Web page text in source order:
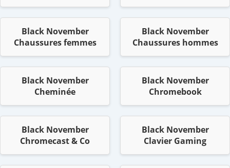
Black November
Chaussures femmes
Black November
Chaussures hommes
Black November
Cheminée
Black November
Chromebook
Black November
Chromecast & Co
Black November
Clavier Gaming